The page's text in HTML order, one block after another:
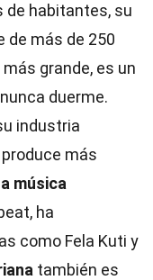
de habitantes, su
de más de 250
grande, es un
duerme.
industria
más
música
ha
como Fela Kuti y
también es